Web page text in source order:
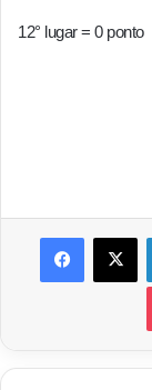
12° lugar = 0 ponto
Facebook
X